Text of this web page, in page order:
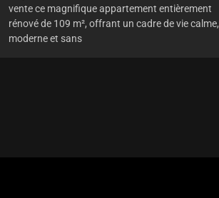
vente ce magnifique appartement entièrement
rénové de 109 m², offrant un cadre de vie calme,
moderne et sans